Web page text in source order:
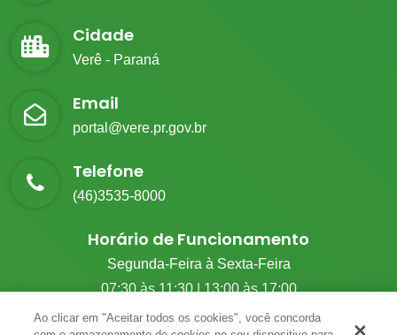
Cidade
Verê - Paraná
Email
portal@vere.pr.gov.br
Telefone
(46)3535-8000
Horário de Funcionamento
Segunda-Feira à Sexta-Feira
07:30 às 11:30 | 13:00 às 17:00
Ao clicar em "Aceitar todos os cookies", você concorda